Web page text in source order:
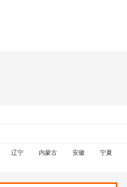
辽宁 内蒙古 安徽 宁夏